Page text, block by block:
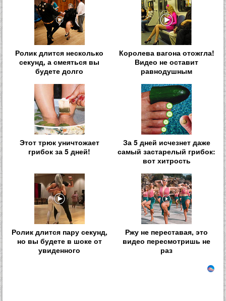
Ролик длится несколько
секунд, а смеяться вы
будете долго
Королева вагона отожгла!
Видео не оставит
равнодушным
Этот трюк уничтожает
грибок за 5 дней!
За 5 дней исчезнет даже
самый застарелый грибок:
вот хитрость
Ролик длится пару секунд,
но вы будете в шоке от
увиденного
Ржу не переставая, это
видео пересмотришь не
раз